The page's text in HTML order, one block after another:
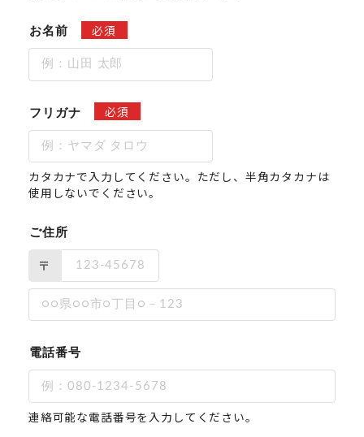
お名前 必須
フリガナ 必須
カタカナで入力してください。ただし、半角カタカナは
使用しないでください。
ご住所
〒
電話番号
連絡可能な電話番号を入力してください。